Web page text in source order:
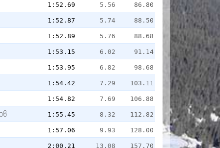
1:52.69 5.56 86.80
1:52.87 5.74 88.50
1:52.89 5.76 88.68
1:53.15 6.02 91.14
1:53.95 6.82 98.68
1:54.42 7.29 103.11
1:54.82 7.69 106.88
1:55.45 8.32 112.82
1:57.06 9.93 128.00
2:00.21 13.08 157.70